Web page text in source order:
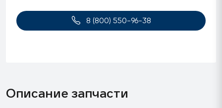
8 (800) 550-96-38
Описание запчасти